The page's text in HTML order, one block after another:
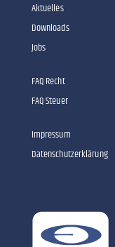
Aktuelles
Downloads
Jobs
FAQ Recht
FAQ Steuer
Impressum
Datenschutzerklärung